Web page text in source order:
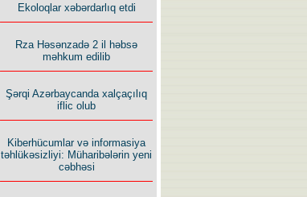
Ekoloqlar xəbərdarlıq etdi
Rza Həsənzadə 2 il həbsə
məhkum edilib
Şərqi Azərbaycanda xalçaçılıq
iflic olub
Kiberhücumlar və informasiya
təhlükəsizliyi: Müharibələrin yeni
cəbhəsi